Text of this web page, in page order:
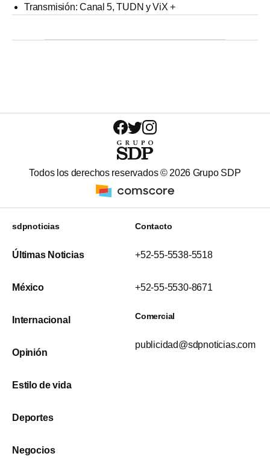
Transmisión: Canal 5, TUDN y ViX +
Todos los derechos reservados © 2026 Grupo SDP
sdpnoticias
Últimas Noticias
México
Internacional
Opinión
Estilo de vida
Deportes
Negocios
Contacto
+52-55-5538-5518
+52-55-5530-8671
Comercial
publicidad@sdpnoticias.com